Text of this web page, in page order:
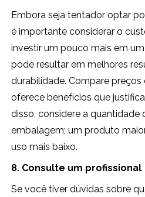
Embora seja tentador optar
é importante considerar o
investir um pouco mais em
pode resultar em melhores
durabilidade. Compare
oferece benefícios que
disso, considere a
embalagem; um produto
uso mais baixo.
8. Consulte um profissional
Se você tiver dúvidas sobre